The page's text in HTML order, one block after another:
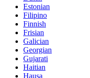
Estonian
Filipino
Finnish
Frisian
Galician
Georgian
Gujarati
Haitian
Hausa